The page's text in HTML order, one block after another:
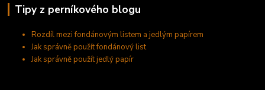
Tipy z perníkového blogu
Rozdíl mezi fondánovým listem a jedlým papírem
Jak správně použít fondánový list
Jak správně použít jedlý papír